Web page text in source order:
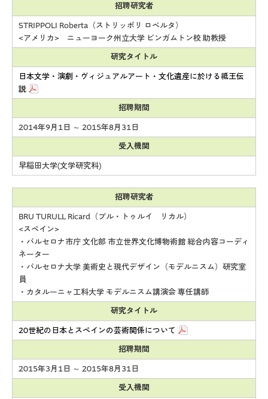
招聘研究者
STRIPPOLI Roberta（ストリッポリ ロベルタ）
<アメリカ> ニューヨーク州立大学 ビンガムトン校 助教授
研究タイトル
日本文学・演劇・ヴィジュアルアート・文化遺産に於ける祗王伝
説
招聘期間
2014年9月1日 ～ 2015年8月31日
受入機関
早稲田大学(文学研究科)
招聘研究者
BRU TURULL Ricard（ブル・トゥルイ リカル）
<スペイン>
・バルセロナ市庁 文化部 市立世界文化博物術館 総合内容コーディ
ネーター
・バルセロナ大学 美術史と現代デザイン（モデルニスム）研究室
員
・カタルーニャ工科大学 モデルニスム講演会 専任講師
研究タイトル
20世紀の日本とスペインの芸術関係について
招聘期間
2015年3月1日 ～ 2015年8月31日
受入機関